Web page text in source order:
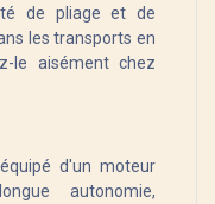
de pliage et de
les transports en
le aisément chez
d'un moteur
autonomie,